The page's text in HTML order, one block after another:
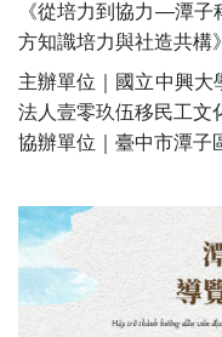
《從培力到協力—潭子
方知識培力與社造共構》
主辦單位｜國立中興大
法人壹零玖伍移民工文
協辦單位｜臺中市潭子